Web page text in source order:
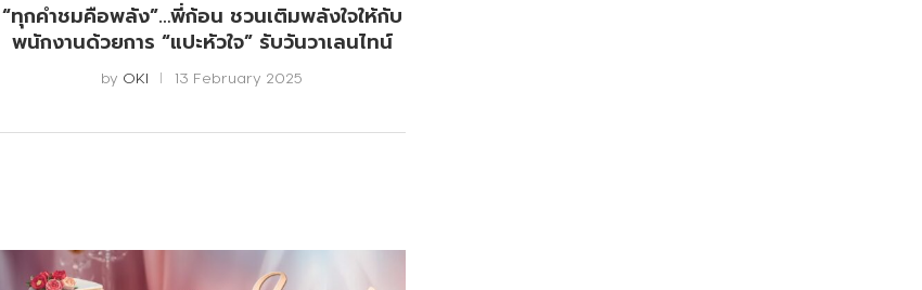
“ทุกคำชมคือพลัง”…พี่ก้อน ชวนเติมพลังใจให้กับ
พนักงานด้วยการ “แปะหัวใจ” รับวันวาเลนไทน์
by OKI 13 February 2025